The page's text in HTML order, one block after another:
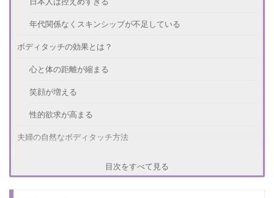
年代関係なくスキンシップが不足している
ボディタッチの効果とは？
心と体の距離が縮まる
笑顔が増える
性的欲求が高まる
夫婦の自然なボディタッチ方法
目次をすべて見る